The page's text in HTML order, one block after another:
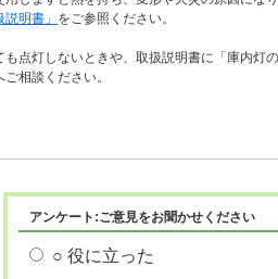
説明書」 をご参照ください。
も点灯しないときや、取扱説明書に「庫内灯
ご相談ください。
アンケート:ご意見をお聞かせください
○ 役に立った